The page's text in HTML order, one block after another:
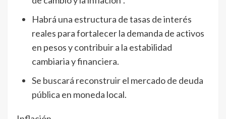
Habrá una estructura de tasas de interés
reales para fortalecer la demanda de activos
en pesos y contribuir a la estabilidad
cambiaria y financiera.
Se buscará reconstruir el mercado de deuda
pública en moneda local.